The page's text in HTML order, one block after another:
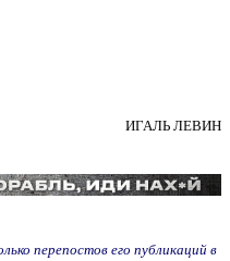
ИГАЛЬ ЛЕВИН
перепостов его публикаций в